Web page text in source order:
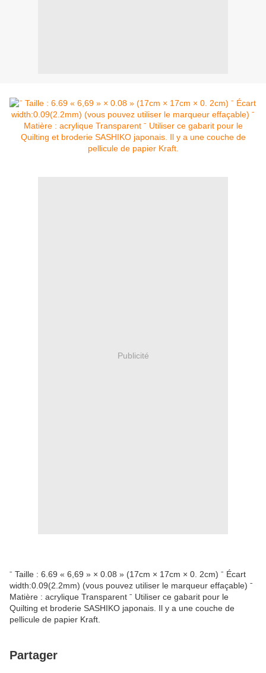
Publicité
ˉ Taille : 6.69 « 6,69 » × 0.08 » (17cm × 17cm × 0. 2cm) ˉ Écart
width:0.09(2.2mm) (vous pouvez utiliser le marqueur effaçable) ˉ
Matière : acrylique Transparent ˉ Utiliser ce gabarit pour le
Quilting et broderie SASHIKO japonais. Il y a une couche de
pellicule de papier Kraft.
Partager